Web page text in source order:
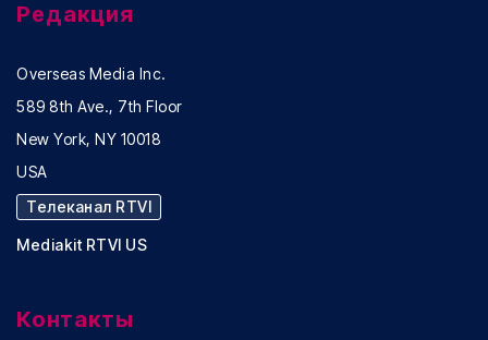
Редакция
Overseas Media Inc.
589 8th Ave., 7th Floor
New York, NY 10018
USA
Телеканал RTVI
Mediakit RTVI US
Контакты